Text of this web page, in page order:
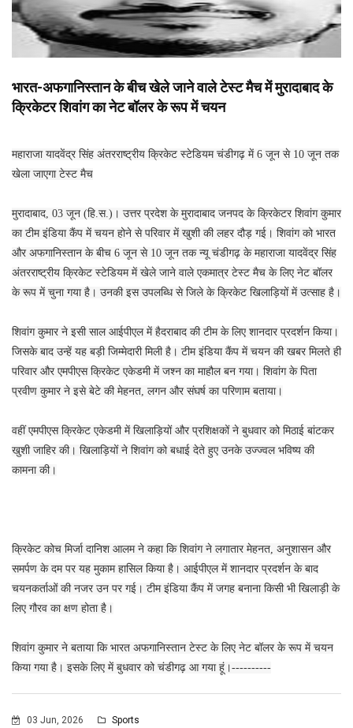
भारत-अफगानिस्तान के बीच खेले जाने वाले टेस्ट मैच में मुरादाबाद के
क्रिकेटर शिवांग का नेट बॉलर के रूप में चयन
महाराजा यादवेंद्र सिंह अंतरराष्ट्रीय क्रिकेट स्टेडियम चंडीगढ़ में 6 जून से 10 जून तक
खेला जाएगा टेस्ट मैच
मुरादाबाद, 03 जून (हि.स.)। उत्तर प्रदेश के मुरादाबाद जनपद के क्रिकेटर शिवांग कुमार
का टीम इंडिया कैंप में चयन होने से परिवार में खुशी की लहर दौड़ गई। शिवांग को भारत
और अफगानिस्तान के बीच 6 जून से 10 जून तक न्यू चंडीगढ़ के महाराजा यादवेंद्र सिंह
अंतरराष्ट्रीय क्रिकेट स्टेडियम में खेले जाने वाले एकमात्र टेस्ट मैच के लिए नेट बॉलर
के रूप में चुना गया है। उनकी इस उपलब्धि से जिले के क्रिकेट खिलाड़ियों में उत्साह है।
शिवांग कुमार ने इसी साल आईपीएल में हैदराबाद की टीम के लिए शानदार प्रदर्शन किया।
जिसके बाद उन्हें यह बड़ी जिम्मेदारी मिली है। टीम इंडिया कैंप में चयन की खबर मिलते ही
परिवार और एमपीएस क्रिकेट एकेडमी में जश्न का माहौल बन गया। शिवांग के पिता
प्रवीण कुमार ने इसे बेटे की मेहनत, लगन और संघर्ष का परिणाम बताया।
वहीं एमपीएस क्रिकेट एकेडमी में खिलाड़ियों और प्रशिक्षकों ने बुधवार को मिठाई बांटकर
खुशी जाहिर की। खिलाड़ियों ने शिवांग को बधाई देते हुए उनके उज्ज्वल भविष्य की
कामना की।
क्रिकेट कोच मिर्जा दानिश आलम ने कहा कि शिवांग ने लगातार मेहनत, अनुशासन और
समर्पण के दम पर यह मुकाम हासिल किया है। आईपीएल में शानदार प्रदर्शन के बाद
चयनकर्ताओं की नजर उन पर गई। टीम इंडिया कैंप में जगह बनाना किसी भी खिलाड़ी के
लिए गौरव का क्षण होता है।
शिवांग कुमार ने बताया कि भारत अफगानिस्तान टेस्ट के लिए नेट बॉलर के रूप में चयन
किया गया है। इसके लिए में बुधवार को चंडीगढ़ आ गया हूं।----------
03 Jun, 2026 Sports